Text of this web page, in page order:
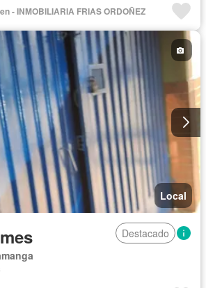
- INMOBILIARIA FRIAS ORDOÑEZ
Local
Destacado